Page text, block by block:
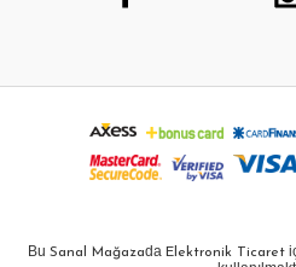
Bu Sanal Mağazada Elektronik Ticaret